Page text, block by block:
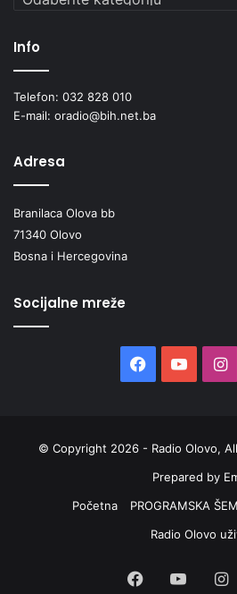
Info
Telefon: 032 828 010
E-mail: oradio@bih.net.ba
Adresa
Branilaca Olova bb
71340 Olovo
Bosna i Hercegovina
Socijalne mreže
Facebook
© Copyright 2026 - Radio Olovo,
Prepared by
Početna
PROGRAMSKA
Radio Olovo
Facebook